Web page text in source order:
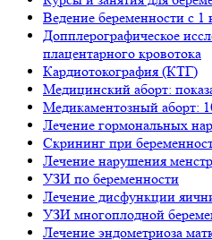
Ведение беременности с 1
Допплерографическое
плацентарного кровотока
Кардиотокография (КТГ)
Медицинский аборт:
Медикаментозный аборт:
Лечение гормональных
Скрининг при
Лечение нарушения
УЗИ по беременности
Лечение дисфункции
УЗИ многоплодной
Лечение эндометриоза